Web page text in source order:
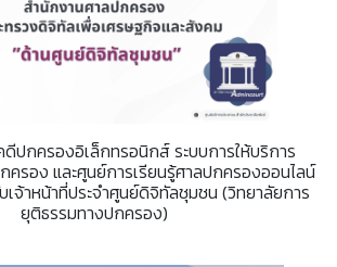
ดีปกครองอิเล็กทรอนิกส์ ระบบการให้บริการ
ครอง และศูนย์การเรียนรู้ศาลปกครองออนไลน์
เจ้าหน้าที่ประจำศูนย์ดิจิทัลชุมชน (วิทยาลัยการ
ยุติธรรมทางปกครอง)